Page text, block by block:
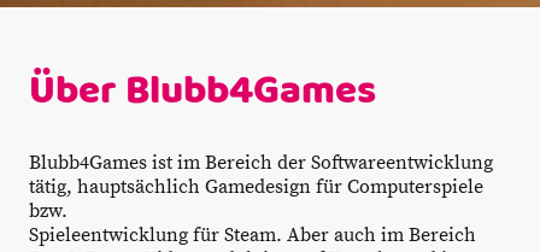
Über Blubb4Games
Blubb4Games ist im Bereich der Softwareentwicklung
tätig, hauptsächlich Gamedesign für Computerspiele
bzw.
Spieleentwicklung für Steam. Aber auch im Bereich